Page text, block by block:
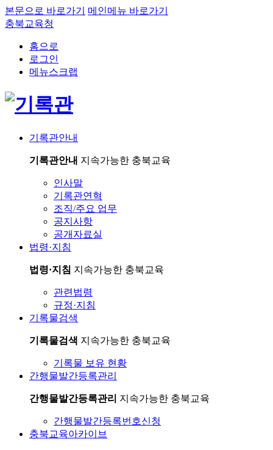
본문으로 바로가기
메인메뉴 바로가기
충북교육청
홈으로
로그인
메뉴스크랩
기록관안내
기록관안내 지속가능한 충북교육
인사말
기록관연혁
조직/주요 업무
공지사항
공개자료실
법령·지침
법령·지침 지속가능한 충북교육
관련법령
규정·지침
기록물검색
기록물검색 지속가능한 충북교육
기록물 보유 현황
간행물발간등록관리
간행물발간등록관리 지속가능한 충북교육
간행물발간등록번호신청
충북교육아카이브